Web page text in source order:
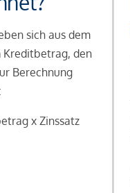
sich aus dem
Kreditbetrag, den
Berechnung
x Zinssatz